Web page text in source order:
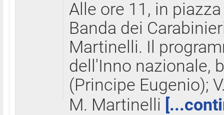
Alle ore 11, in
Banda dei
Martinelli. Il
dell'Inno nazionale,
(Principe Eugenio);
M. Martinelli